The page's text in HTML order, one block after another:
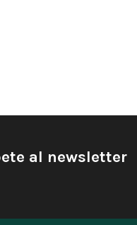
al newsletter